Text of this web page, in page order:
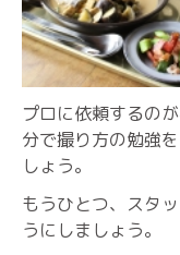
プロに依頼するの
分で撮り方の勉強
しょう。
もうひとつ、スタ
うにしましょう。